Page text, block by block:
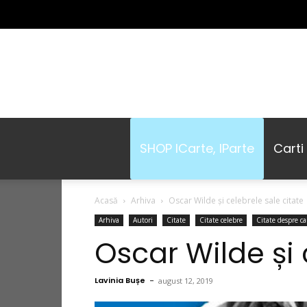
SHOP ICarte, IParte Carti
Acasă Arhiva Oscar Wilde și celebrele sale citate
Arhiva Autori Citate Citate celebre Citate despre
Oscar Wilde
Lavinia Bușe - august 12, 2019